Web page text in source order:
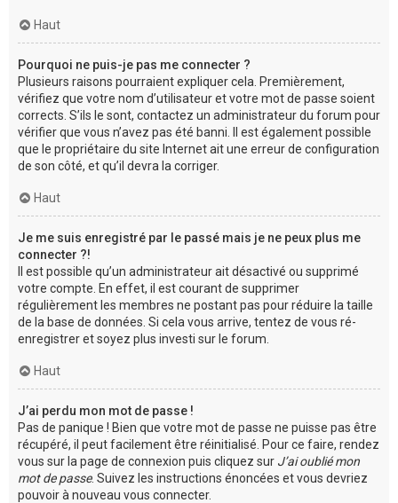
Haut
Pourquoi ne puis-je pas me connecter ?
Plusieurs raisons pourraient expliquer cela. Premièrement,
vérifiez que votre nom d’utilisateur et votre mot de passe soient
corrects. S’ils le sont, contactez un administrateur du forum pour
vérifier que vous n’avez pas été banni. Il est également possible
que le propriétaire du site Internet ait une erreur de configuration
de son côté, et qu’il devra la corriger.
Haut
Je me suis enregistré par le passé mais je ne peux plus me
connecter ?!
Il est possible qu’un administrateur ait désactivé ou supprimé
votre compte. En effet, il est courant de supprimer
régulièrement les membres ne postant pas pour réduire la taille
de la base de données. Si cela vous arrive, tentez de vous ré-
enregistrer et soyez plus investi sur le forum.
Haut
J’ai perdu mon mot de passe !
Pas de panique ! Bien que votre mot de passe ne puisse pas être
récupéré, il peut facilement être réinitialisé. Pour ce faire, rendez
vous sur la page de connexion puis cliquez sur J’ai oublié mon
mot de passe. Suivez les instructions énoncées et vous devriez
pouvoir à nouveau vous connecter.